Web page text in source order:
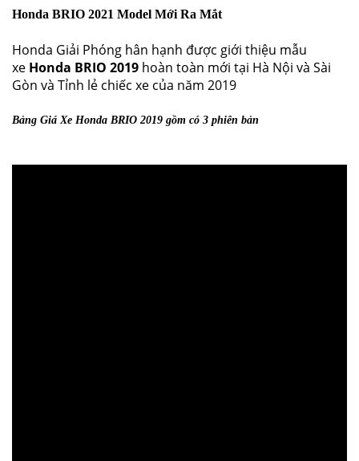
Honda BRIO 2021 Model Mới Ra Mắt
Honda Giải Phóng hân hạnh được giới thiệu mẫu
xe Honda BRIO 2019 hoàn toàn mới tại Hà Nội và Sài
Gòn và Tỉnh lẻ chiếc xe của năm 2019
Bảng Giá Xe Honda BRIO 2019 gồm có 3 phiên bản